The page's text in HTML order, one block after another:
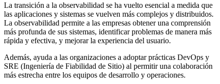
La transición a la observabilidad se ha vuelto esencial a medida que
las aplicaciones y sistemas se vuelven más complejos y distribuidos.
La observabilidad permite a las empresas obtener una comprensión
más profunda de sus sistemas, identificar problemas de manera más
rápida y efectiva, y mejorar la experiencia del usuario.
Además, ayuda a las organizaciones a adoptar prácticas DevOps y
SRE (Ingeniería de Fiabilidad de Sitio) al permitir una colaboración
más estrecha entre los equipos de desarrollo y operaciones.